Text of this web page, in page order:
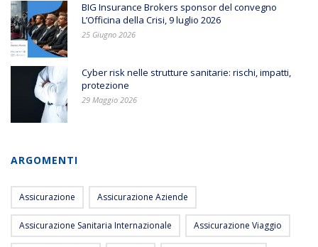
BIG Insurance Brokers sponsor del convegno
L’Officina della Crisi, 9 luglio 2026
25 Giugno 2026
Cyber risk nelle strutture sanitarie: rischi, impatti,
protezione
29 Maggio 2026
ARGOMENTI
Assicurazione Assicurazione Aziende
Assicurazione Sanitaria Internazionale Assicurazione Viaggio